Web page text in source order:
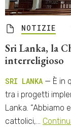
NOTIZIE
Sri Lanka, la
interreligioso
SRI LANKA — È in
tra i progetti
Lanka. “Abbiamo
cattolici,…